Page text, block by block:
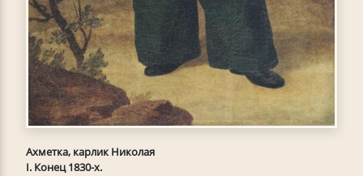
Ахметка, карлик Николая
I. Конец 1830-х.